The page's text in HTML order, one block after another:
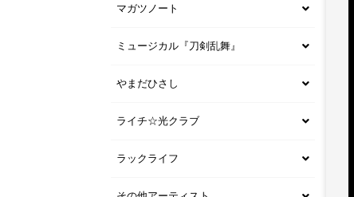
マガツノート
ミュージカル『刀剣乱舞』
やまだひさし
ライチ☆光クラブ
ラックライフ